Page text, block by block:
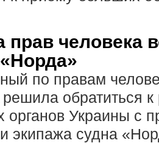
прав человека
по правам
обратиться к
органов Украины с
экипажа судна